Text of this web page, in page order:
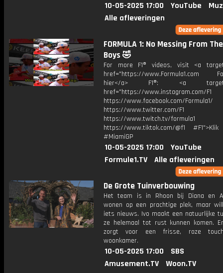
10-05-2025 17:00 YouTube
Alle afleveringen
FORMULA 1: No Messing From
Boys 🤣
For more F1® videos, visit <a
href="https://www.Formula1.com
hier</a> F1®: <a
href="https://www.instagram.com/F1
https://www.facebook.com/Formula1/
https://www.twitter.com/F1
https://www.twitch.tv/formula1
https://www.tiktok.com/@f1
#MiamiGP
10-05-2025 17:00
YouTube
Formule1.TV
Alle afleveringen
De Grote Tuinverbouwing
Het team is in Rhoon bij Diana en
wonen op een prachtige plek, maar
iets nieuws. Ivo maakt een natuurlijke
ze helemaal tot rust kunnen komen.
zorgt voor een frisse, roze
woonkamer.
10-05-2025 17:00
SBS
Amusement.TV
Woon.TV